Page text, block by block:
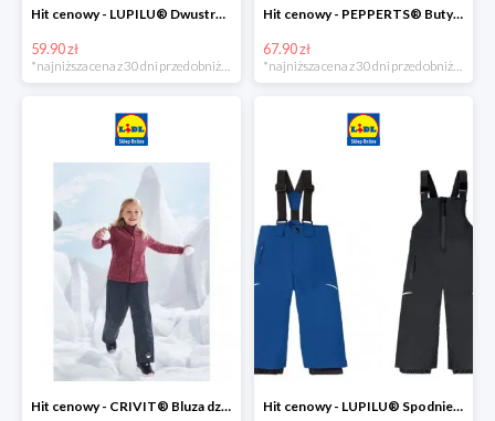
Hit cenowy - LUPILU® Dwustronna kurtka dziecięca z polarem
59.90 zł
*najniższa cena z 30 dni przed obniżką
Hit cenowy - PEPPERTS® Buty zimowe chłopięce
67.90 zł
*najniższa cena z 30 dni przed obniżką
Hit cenowy - CRIVIT® Bluza dziewczęca z polaru Hit cenowy - LUPILU® Spodnie narciarskie chłopięce